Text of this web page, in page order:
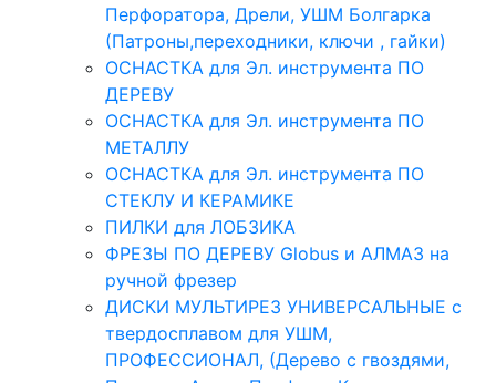
Перфоратора, Дрели, УШМ Болгарка
(Патроны,переходники, ключи , гайки)
ОСНАСТКА для Эл. инструмента ПО
ДЕРЕВУ
ОСНАСТКА для Эл. инструмента ПО
МЕТАЛЛУ
ОСНАСТКА для Эл. инструмента ПО
СТЕКЛУ И КЕРАМИКЕ
ПИЛКИ для ЛОБЗИКА
ФРЕЗЫ ПО ДЕРЕВУ Globus и АЛМАЗ на
ручной фрезер
ДИСКИ МУЛЬТИРЕЗ УНИВЕРСАЛЬНЫЕ с
твердосплавом для УШМ,
ПРОФЕССИОНАЛ, (Дерево с гвоздями,